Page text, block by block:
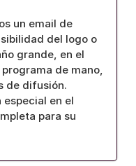
un email de
del logo o
grande, en el
de mano,
de difusión.
especial en el
para su